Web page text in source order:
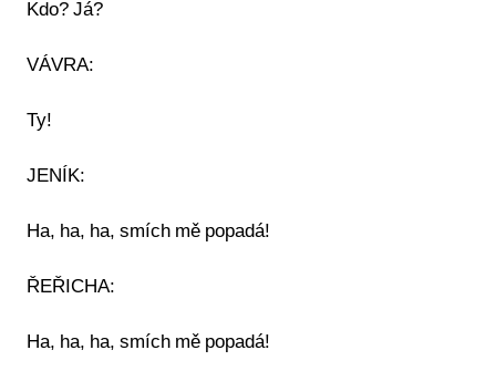
Kdo? Já?
VÁVRA:
Ty!
JENÍK:
Ha, ha, ha, smích mě popadá!
ŘEŘICHA:
Ha, ha, ha, smích mě popadá!